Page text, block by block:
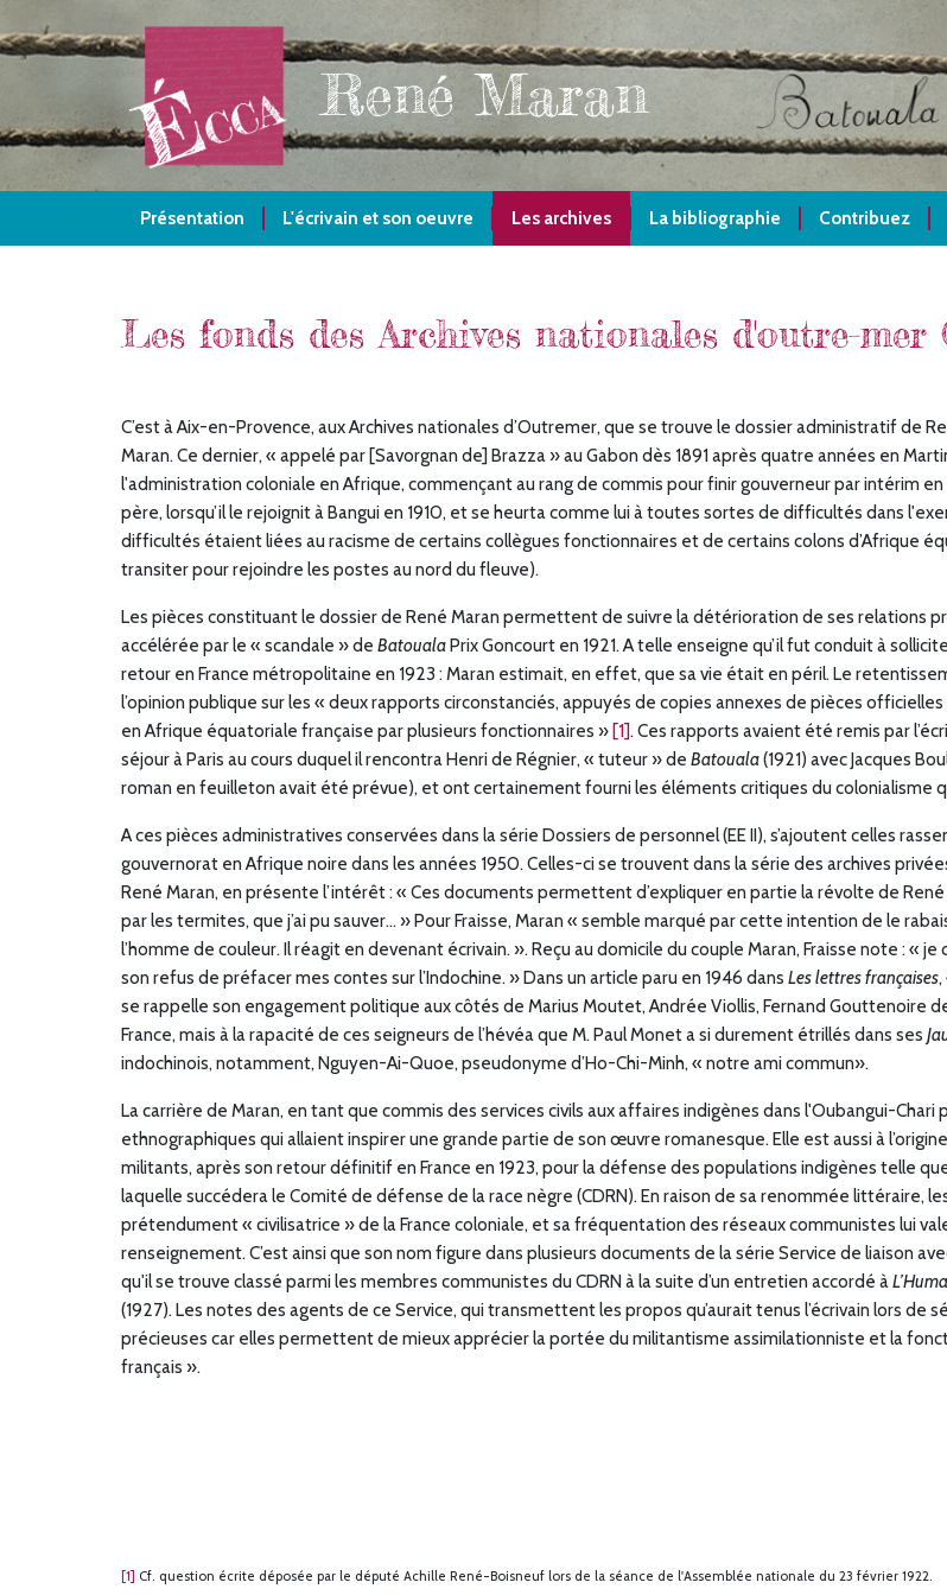
au
René Maran
Présentation L'écrivain et son oeuvre Les archives La bibliographie Contribuez
Les fonds des Archives nationales d'outre-mer
C’est à Aix-en-Provence, aux Archives nationales d’Outremer, que se trouve le dossier administratif de
Maran. Ce dernier, « appelé par [Savorgnan de] Brazza » au Gabon dès 1891 après quatre années en
l'administration coloniale en Afrique, commençant au rang de commis pour finir gouverneur par intérim
père, lorsqu’il le rejoignit à Bangui en 1910, et se heurta comme lui à toutes sortes de difficultés dans
difficultés étaient liées au racisme de certains collègues fonctionnaires et de certains colons d’Afrique
transiter pour rejoindre les postes au nord du fleuve).
Les pièces constituant le dossier de René Maran permettent de suivre la détérioration de ses relations
accélérée par le « scandale » de BatoualaPrix Goncourt en 1921. A telle enseigne qu’il fut conduit à
retour en France métropolitaine en 1923 : Maran estimait, en effet, que sa vie était en péril. Le
l’opinion publique sur les « deux rapports circonstanciés, appuyés de copies annexes de pièces
en Afrique équatoriale française par plusieurs fonctionnaires » [1]. Ces rapports avaient été remis par
séjour à Paris au cours duquel il rencontra Henri de Régnier, « tuteur » de Batouala(1921) avec Jacques
roman en feuilleton avait été prévue), et ont certainement fourni les éléments critiques du colonialisme
A ces pièces administratives conservées dans la série Dossiers de personnel (EE II), s’ajoutent celles
gouvernorat en Afrique noire dans les années 1950. Celles-ci se trouvent dans la série des archives
René Maran, en présente l’intérêt : « Ces documents permettent d’expliquer en partie la révolte de
par les termites, que j’ai pu sauver… » Pour Fraisse, Maran « semble marqué par cette intention de le
l’homme de couleur. Il réagit en devenant écrivain. ». Reçu au domicile du couple Maran, Fraisse note : «
son refus de préfacer mes contes sur l’Indochine. » Dans un article paru en 1946 dans Les lettres françaises
se rappelle son engagement politique aux côtés de Marius Moutet, Andrée Viollis, Fernand Gouttenoire
France, mais à la rapacité de ces seigneurs de l’hévéa que M. Paul Monet a si durement étrillés dans ses
indochinois, notamment, Nguyen-Ai-Quoe, pseudonyme d’Ho-Chi-Minh, « notre ami commun».
La carrière de Maran, en tant que commis des services civils aux affaires indigènes dans l'Oubangui-
ethnographiques qui allaient inspirer une grande partie de son œuvre romanesque. Elle est aussi à
militants, après son retour définitif en France en 1923, pour la défense des populations indigènes telle
laquelle succédera le Comité de défense de la race nègre (CDRN). En raison de sa renommée littéraire,
prétendument « civilisatrice » de la France coloniale, et sa fréquentation des réseaux communistes lui
renseignement. C’est ainsi que son nom figure dans plusieurs documents de la série Service de liaison
qu'il se trouve classé parmi les membres communistes du CDRN à la suite d’un entretien accordé à
(1927). Les notes des agents de ce Service, qui transmettent les propos qu’aurait tenus l’écrivain lors de
précieuses car elles permettent de mieux apprécier la portée du militantisme assimilationniste et la
français ».
[1] Cf. question écrite déposée par le député Achille René-Boisneuf lors de la séance de l'Assemblée nationale du 23 février 1922.